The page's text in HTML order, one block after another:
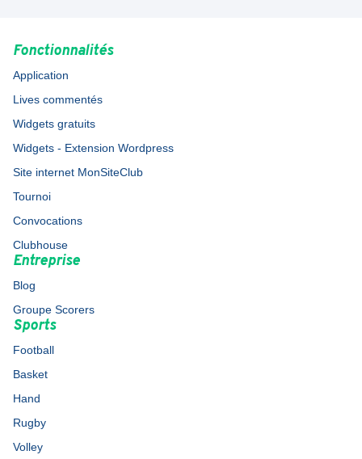
Fonctionnalités
Application
Lives commentés
Widgets gratuits
Widgets - Extension Wordpress
Site internet MonSiteClub
Tournoi
Convocations
Clubhouse
Entreprise
Blog
Groupe Scorers
Sports
Football
Basket
Hand
Rugby
Volley